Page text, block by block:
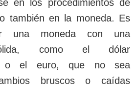
en los procedimientos de
también en la moneda. Es
una moneda con una
como el dólar
o el euro, que no sea
bruscos o caídas